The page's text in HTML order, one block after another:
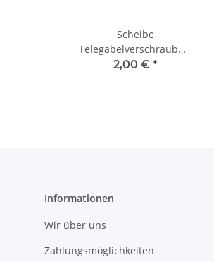
Scheibe
Telegabelverschraubung
links oder rechts. Ural,
2,00 € *
Informationen
Wir über uns
Zahlungsmöglichkeiten